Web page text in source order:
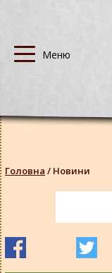
Головна / Новини